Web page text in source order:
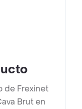
de Frexinet
Brut en